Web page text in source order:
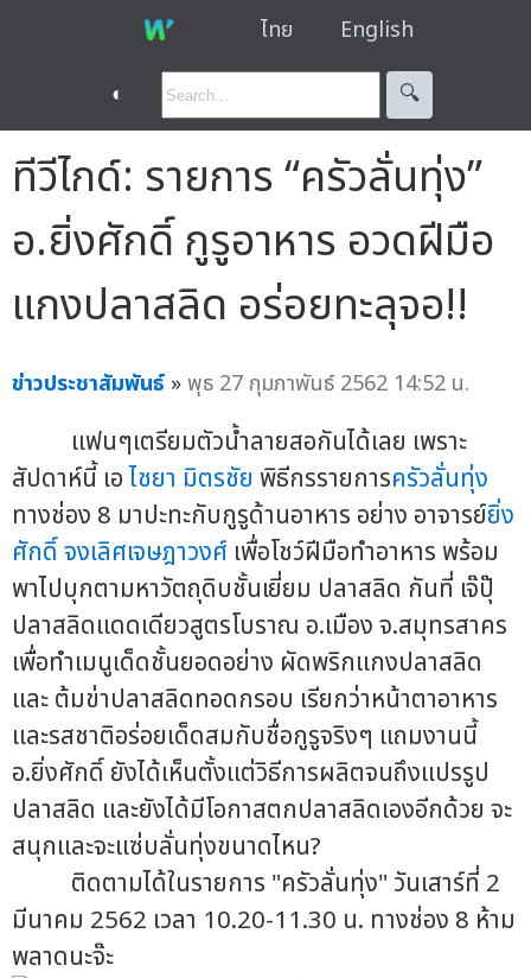
ไทย English
◐ 🔍︎
ทีวีไกด์: รายการ “ครัวลั่นทุ่ง”
อ.ยิ่งศักดิ์ กูรูอาหาร อวดฝีมือ
แกงปลาสลิด อร่อยทะลุจอ!!
ข่าวประชาสัมพันธ์ »พุธ 27 กุมภาพันธ์ 2562 14:52 น.
แฟนๆเตรียมตัวน้ำลายสอกันได้เลย เพราะ
สัปดาห์นี้ เอไชยา มิตรชัย พิธีกรรายการครัวลั่นทุ่ง
ทางช่อง 8 มาปะทะกับกูรูด้านอาหาร อย่าง อาจารย์ยิ่ง
ศักดิ์ จงเลิศเจษฎาวงศ์ เพื่อโชว์ฝีมือทำอาหาร พร้อม
พาไปบุกตามหาวัตถุดิบชั้นเยี่ยม ปลาสลิด กันที่ เจ๊ปุ๊
ปลาสลิดแดดเดียวสูตรโบราณ อ.เมือง จ.สมุทรสาคร
เพื่อทำเมนูเด็ดชั้นยอดอย่าง ผัดพริกแกงปลาสลิด
และ ต้มข่าปลาสลิดทอดกรอบ เรียกว่าหน้าตาอาหาร
และรสชาติอร่อยเด็ดสมกับชื่อกูรูจริงๆ แถมงานนี้
อ.ยิ่งศักดิ์ ยังได้เห็นตั้งแต่วิธีการผลิตจนถึงแปรรูป
ปลาสลิด และยังได้มีโอกาสตกปลาสลิดเองอีกด้วย จะ
สนุกและจะแซ่บลั่นทุ่งขนาดไหน?
ติดตามได้ในรายการ "ครัวลั่นทุ่ง" วันเสาร์ที่ 2
มีนาคม 2562 เวลา 10.20-11.30 น. ทางช่อง 8 ห้าม
พลาดนะจ๊ะ